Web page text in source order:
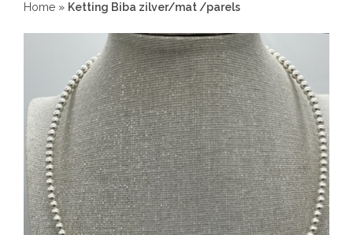
Home » Ketting Biba zilver/mat /parels